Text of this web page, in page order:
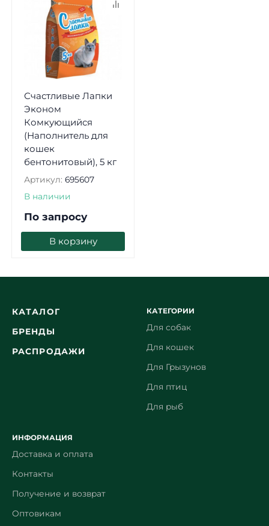
Счастливые Лапки
Эконом
Комкующийся
(Наполнитель для
кошек
бентонитовый), 5 кг
Артикул: 695607
В наличии
По запросу
В корзину
КАТАЛОГ
БРЕНДЫ
РАСПРОДАЖИ
КАТЕГОРИИ
Для собак
Для кошек
Для Грызунов
Для птиц
Для рыб
ИНФОРМАЦИЯ
Доставка и оплата
Контакты
Получение и возврат
Оптовикам